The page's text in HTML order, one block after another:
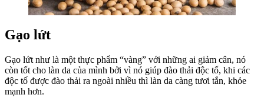
Gạo lứt
Gạo lứt như là một thực phẩm “vàng” với những ai giảm cân, nó
còn tốt cho làn da của mình bởi vì nó giúp đào thải độc tố, khi các
độc tố được đào thải ra ngoài nhiều thì làn da càng tươi tắn, khỏe
mạnh hơn.